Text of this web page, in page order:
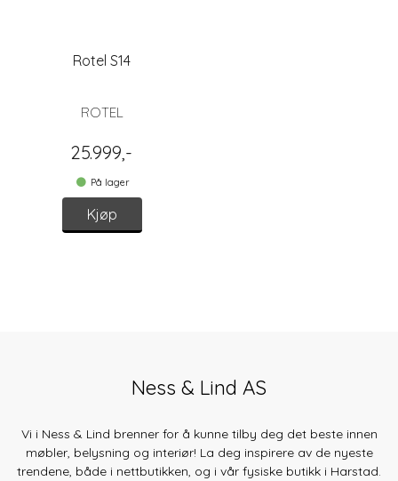
Rotel S14
ROTEL
25.999,-
På lager
Kjøp
Ness & Lind AS
Vi i Ness & Lind brenner for å kunne tilby deg det beste innen
møbler, belysning og interiør! La deg inspirere av de nyeste
trendene, både i nettbutikken, og i vår fysiske butikk i Harstad.